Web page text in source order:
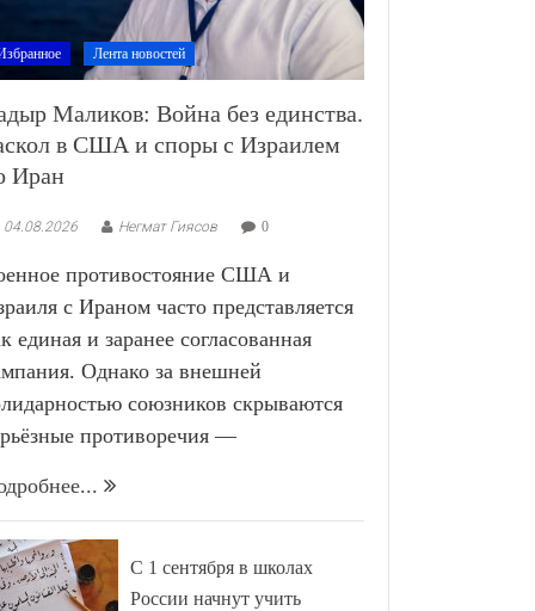
Лента новостей
Маликов: Война без единства.
в США и споры с Израилем
Иран
04.08.2026 Негмат Гиясов 0
противостояние США и
с Ираном часто представляется
единая и заранее согласованная
Однако за внешней
союзников скрываются
противоречия —
С 1 сентября в школах
России начнут учить